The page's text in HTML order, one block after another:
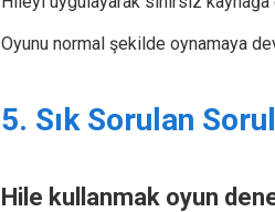
Oyunu normal şekilde oynamaya
5. Sık Sorulan
Hile kullanmak oyun